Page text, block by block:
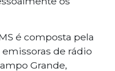
é composta pela
emissoras de rádio
Grande,